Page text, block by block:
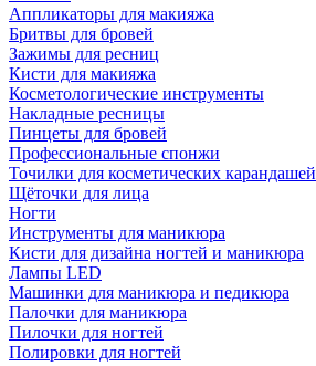
Аппликаторы для макияжа
Бритвы для бровей
Зажимы для ресниц
Кисти для макияжа
Косметологические инструменты
Накладные ресницы
Пинцеты для бровей
Профессиональные спонжи
Точилки для косметических карандашей
Щёточки для лица
Ногти
Инструменты для маникюра
Кисти для дизайна ногтей и маникюра
Лампы LED
Машинки для маникюра и педикюра
Палочки для маникюра
Пилочки для ногтей
Полировки для ногтей